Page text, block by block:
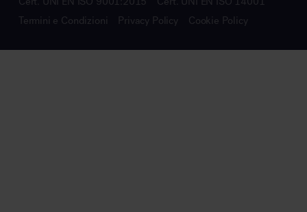
Termini e Condizioni
Privacy Policy Cookie Policy